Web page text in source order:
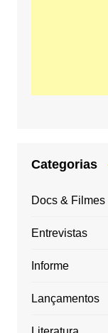
Categorias
Docs & Filmes
Entrevistas
Informe
Lançamentos